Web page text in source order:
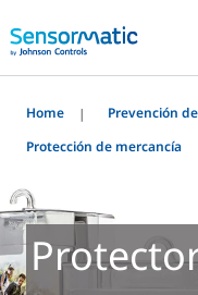
Home
Prevención
Protección de mercancía